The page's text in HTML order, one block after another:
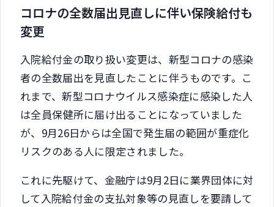
コロナの全数届出見直しに伴い保険給付も
変更
入院給付金の取り扱い変更は、新型コロナの感染
者の全数届出を見直したことに伴うものです。こ
れまで、新型コロナウイルス感染症に感染した人
は全員保健所に届け出ることになっていました
が、9月26日からは全国で発生届の範囲が重症化
リスクのある人に限定されました。
これに先駆けて、金融庁は9月2日に業界団体に対
して入院給付金の支払対象等の見直しを要請して